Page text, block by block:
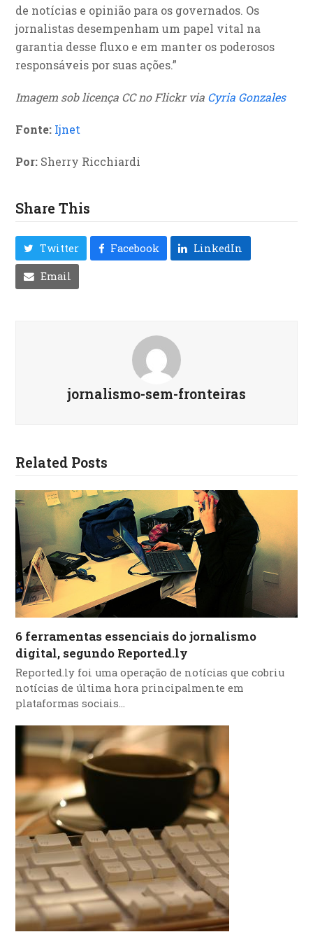
de notícias e opinião para os governados. Os
jornalistas desempenham um papel vital na
garantia desse fluxo e em manter os poderosos
responsáveis por suas ações.”
Imagem sob licença CC no Flickr via Cyria Gonzales
Fonte: Ijnet
Por: Sherry Ricchiardi
Share This
Twitter Facebook LinkedIn
Email
jornalismo-sem-fronteiras
Related Posts
6 ferramentas essenciais do jornalismo
digital, segundo Reported.ly
Reported.ly foi uma operação de notícias que cobriu
notícias de última hora principalmente em
plataformas sociais…